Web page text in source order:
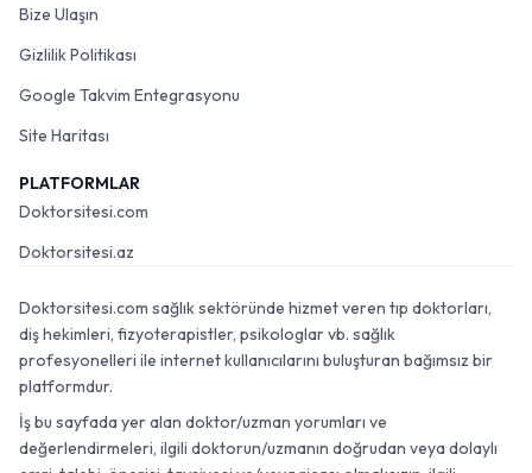
Bize Ulaşın
Gizlilik Politikası
Google Takvim Entegrasyonu
Site Haritası
PLATFORMLAR
Doktorsitesi.com
Doktorsitesi.az
Doktorsitesi.com sağlık sektöründe hizmet veren tıp doktorları,
diş hekimleri, fizyoterapistler, psikologlar vb. sağlık
profesyonelleri ile internet kullanıcılarını buluşturan bağımsız bir
platformdur.
İş bu sayfada yer alan doktor/uzman yorumları ve
değerlendirmeleri, ilgili doktorun/uzmanın doğrudan veya dolaylı